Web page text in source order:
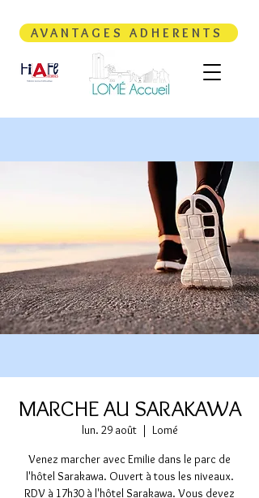
AVANTAGES ADHERENTS
MARCHE AU SARAKAWA
lun. 29 août
  |
Lomé
Venez marcher avec Emilie dans le parc de
l'hôtel Sarakawa. Ouvert à tous les niveaux.
RDV à 17h30 à l'hôtel Sarakawa. Vous devez